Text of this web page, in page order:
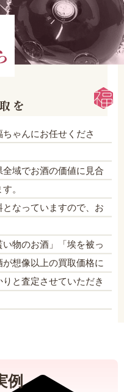
を
ゃんにお任せくださ
域でお酒の価値に見合
。
なっていますので、お
い物のお酒」「埃を被っ
想像以上の買取価格に
と査定させていただき
例